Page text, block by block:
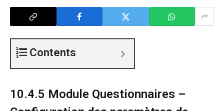
Contents
10.4.5 Module Questionnaires –